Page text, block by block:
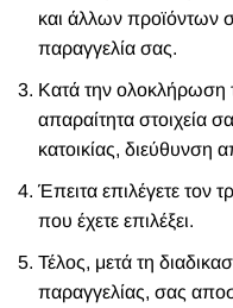
και άλλων προϊόντων
παραγγελία σας.
Κατά την ολοκλήρωση
απαραίτητα στοιχεία
κατοικίας,
Έπειτα επιλέγετε
που έχετε επιλέξει.
Τέλος, μετά τη
παραγγελίας, σας